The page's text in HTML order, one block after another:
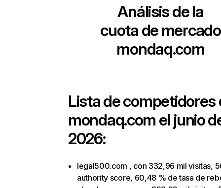
Análisis de la
cuota de mercado
mondaq.com
Lista de competidores
mondaq.com el junio
2026:
legal500.com , con 332,96 mil visitas,
authority score, 60,48 % de tasa de